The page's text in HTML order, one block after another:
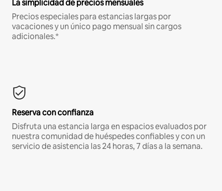
La simplicidad de precios mensuales
Precios especiales para estancias largas por
vacaciones y un único pago mensual sin cargos
adicionales.*
Reserva con confianza
Disfruta una estancia larga en espacios evaluados por
nuestra comunidad de huéspedes confiables y con un
servicio de asistencia las 24 horas, 7 días a la semana.